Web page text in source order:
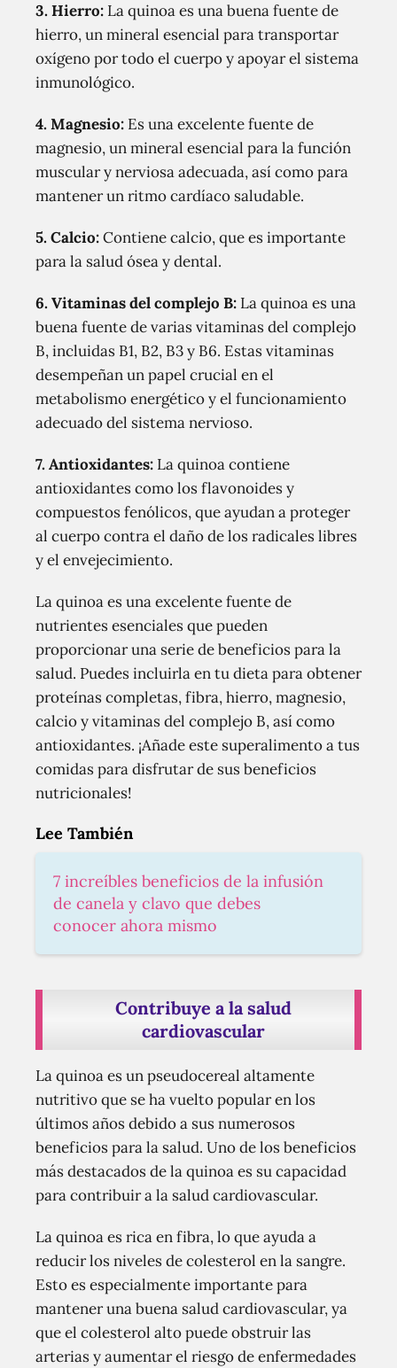
3. Hierro: La quinoa es una buena fuente de
hierro, un mineral esencial para transportar
oxígeno por todo el cuerpo y apoyar el sistema
inmunológico.
4. Magnesio: Es una excelente fuente de
magnesio, un mineral esencial para la función
muscular y nerviosa adecuada, así como para
mantener un ritmo cardíaco saludable.
5. Calcio:Contiene calcio, que es importante
para la salud ósea y dental.
6. Vitaminas del complejo B: La quinoa es una
buena fuente de varias vitaminas del complejo
B, incluidas B1, B2, B3 y B6. Estas vitaminas
desempeñan un papel crucial en el
metabolismo energético y el funcionamiento
adecuado del sistema nervioso.
7. Antioxidantes: La quinoa contiene
antioxidantes como los flavonoides y
compuestos fenólicos, que ayudan a proteger
al cuerpo contra el daño de los radicales libres
y el envejecimiento.
La quinoa es una excelente fuente de
nutrientes esenciales que pueden
proporcionar una serie de beneficios para la
salud. Puedes incluirla en tu dieta para obtener
proteínas completas, fibra, hierro, magnesio,
calcio y vitaminas del complejo B, así como
antioxidantes. ¡Añade este superalimento a tus
comidas para disfrutar de sus beneficios
nutricionales!
Lee También
7 increíbles beneficios de la infusión
de canela y clavo que debes
conocer ahora mismo
Contribuye a la salud
cardiovascular
La quinoa es un pseudocereal altamente
nutritivo que se ha vuelto popular en los
últimos años debido a sus numerosos
beneficios para la salud. Uno de los beneficios
más destacados de la quinoa es su capacidad
para contribuir a la salud cardiovascular.
La quinoa es rica en fibra, lo que ayuda a
reducir los niveles de colesterol en la sangre.
Esto es especialmente importante para
mantener una buena salud cardiovascular, ya
que el colesterol alto puede obstruir las
arterias y aumentar el riesgo de enfermedades